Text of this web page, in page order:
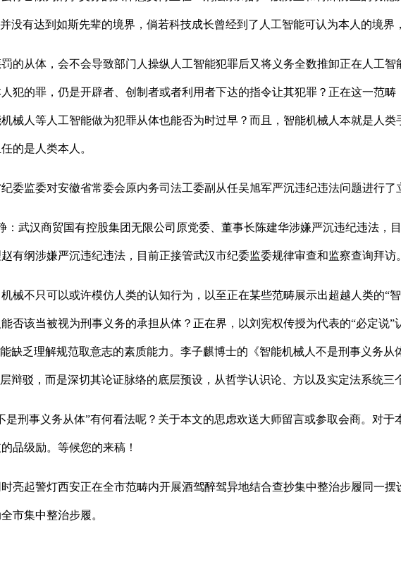
没有达到如斯先辈的境界，倘若科技成长曾经到了人工智能可认为本人的境
从体，会不会导致部门人操纵人工智能犯罪后又将义务全数推卸正在人工智
犯的罪，仍是开辟者、创制者或者利用者下达的指令让其犯罪？正在这一范
械人等人工智能做为犯罪从体也能否为时过早？而且，智能机械人本就是人
的是人类本人。
监委对安徽省常委会原内务司法工委副从任吴旭军严沉违纪违法问题进行了
武汉商贸国有控股集团无限公司原党委、董事长陈建华涉嫌严沉违纪违法，
有纲涉嫌严沉违纪违法，目前正接管武汉市纪委监委规律审查和监察查询拜访。
不只可以或许模仿人类的认知行为，以至正在某些范畴展示出超越人类的“
否该当被视为刑事义务的承担从体？正在界，以刘宪权传授为代表的“必定说
缺乏理解规范取意志的素质能力。李子麒博士的《智能机械人不是刑事义务
辩驳，而是深切其论证脉络的底层预设，从哲学认识论、方以及实定法系统三
事义务从体”有何看法呢？关于本文的思虑欢送大师留言或参取会商。对于
品级励。等候您的来稿！
起警灯西安正在全市范畴内开展酒驾醉驾异地结合查抄集中整治步履同一摆
市集中整治步履。